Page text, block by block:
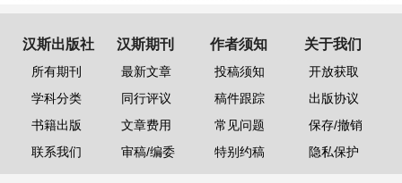
汉斯出版社
所有期刊
学科分类
书籍出版
联系我们
汉斯期刊
最新文章
同行评议
文章费用
审稿/编委
作者须知
投稿须知
稿件跟踪
常见问题
特别约稿
关于我们
开放获取
出版协议
保存/撤销
隐私保护